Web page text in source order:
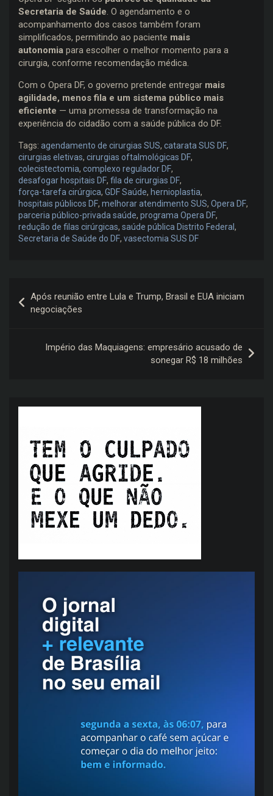
Secretaria de Saúde. O agendamento e o
acompanhamento dos casos também foram
simplificados, permitindo ao paciente mais
autonomia para escolher o melhor momento para a
cirurgia, conforme recomendação médica.
Com o Opera DF, o governo pretende entregar mais
agilidade, menos fila e um sistema público mais
eficiente — uma promessa de transformação na
experiência do cidadão com a saúde pública do DF.
Tags: agendamento de cirurgias SUS, catarata SUS DF,
cirurgias eletivas, cirurgias oftalmológicas DF,
colecistectomia, complexo regulador DF,
desafogar hospitais DF, fila de cirurgias DF,
força-tarefa cirúrgica, GDF Saúde, hernioplastia,
hospitais públicos DF, melhorar atendimento SUS, Opera DF,
parceria público-privada saúde, programa Opera DF,
redução de filas cirúrgicas, saúde pública Distrito Federal ,
Secretaria de Saúde do DF, vasectomia SUS DF
de
Após reunião entre Lula e Trump, Brasil e EUA iniciam
negociações
Império das Maquiagens: empresário acusado de
sonegar R$ 18 milhões